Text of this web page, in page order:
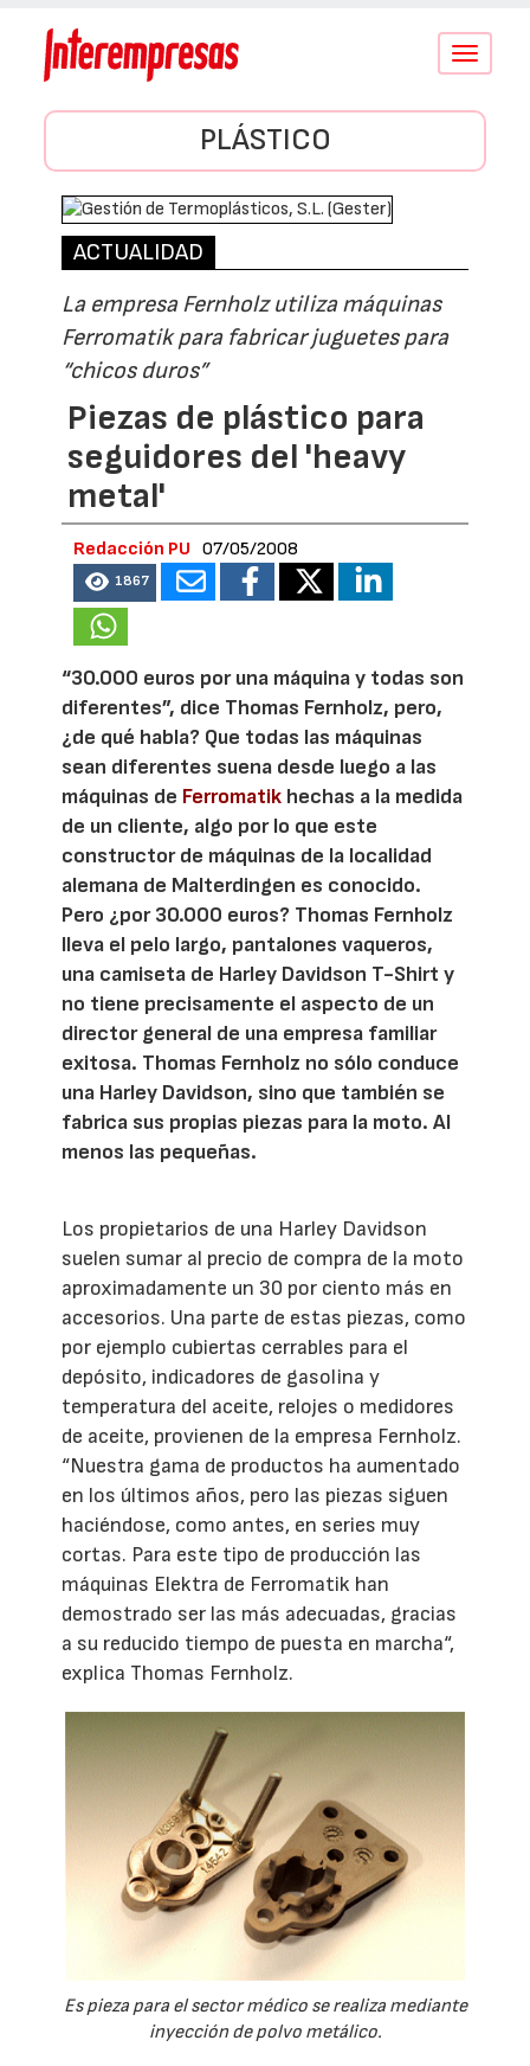
Conmutar
PLÁSTICO
ACTUALIDAD
La empresa Fernholz utiliza máquinas
Ferromatik para fabricar juguetes para
“chicos duros”
Piezas de plástico para
seguidores del 'heavy
metal'
Redacción PU 07/05/2008
1867
“30.000 euros por una máquina y todas son
diferentes”, dice Thomas Fernholz, pero,
¿de qué habla? Que todas las máquinas
sean diferentes suena desde luego a las
máquinas de Ferromatik hechas a la medida
de un cliente, algo por lo que este
constructor de máquinas de la localidad
alemana de Malterdingen es conocido.
Pero ¿por 30.000 euros? Thomas Fernholz
lleva el pelo largo, pantalones vaqueros,
una camiseta de Harley Davidson T-Shirt y
no tiene precisamente el aspecto de un
director general de una empresa familiar
exitosa. Thomas Fernholz no sólo conduce
una Harley Davidson, sino que también se
fabrica sus propias piezas para la moto. Al
menos las pequeñas.
Los propietarios de una Harley Davidson
suelen sumar al precio de compra de la moto
aproximadamente un 30 por ciento más en
accesorios. Una parte de estas piezas, como
por ejemplo cubiertas cerrables para el
depósito, indicadores de gasolina y
temperatura del aceite, relojes o medidores
de aceite, provienen de la empresa Fernholz.
“Nuestra gama de productos ha aumentado
en los últimos años, pero las piezas siguen
haciéndose, como antes, en series muy
cortas. Para este tipo de producción las
máquinas Elektra de Ferromatik han
demostrado ser las más adecuadas, gracias
a su reducido tiempo de puesta en marcha“,
explica Thomas Fernholz.
Es pieza para el sector médico se realiza mediante
inyección de polvo metálico.